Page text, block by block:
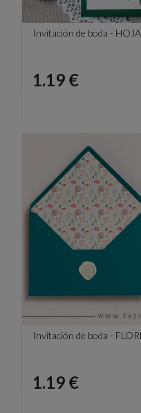
Invitación de boda -
Precio
1.19 €
Invitación de boda -
Precio
1.19 €